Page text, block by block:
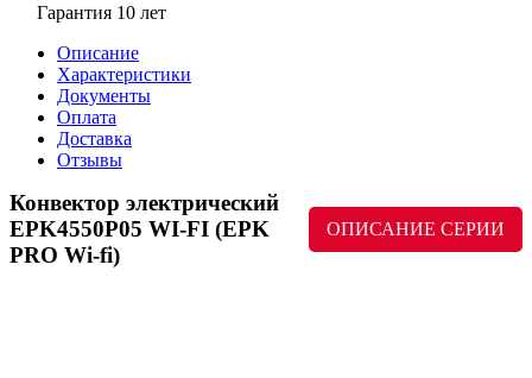
Гарантия 10 лет
Описание
Характеристики
Документы
Оплата
Доставка
Отзывы
Конвектор электрический
EPK4550P05 WI-FI (EPK
PRO Wi-fi)
ОПИСАНИЕ СЕРИИ